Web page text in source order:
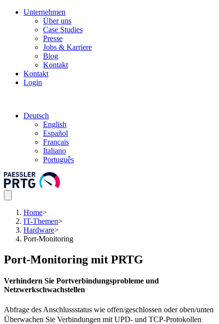
Unternehmen
Über uns
Case Studies
Presse
Jobs & Karriere
Blog
Kontakt
Kontakt
Login
Deutsch
English
Español
Français
Italiano
Português
Home>
IT-Themen>
Hardware>
Port-Monitoring
Port-Monitoring mit PRTG
Verhindern Sie Portverbindungsprobleme und
Netzwerkschwachstellen
Abfrage des Anschlussstatus wie offen/geschlossen oder oben/unten
Überwachen Sie Verbindungen mit UPD- und TCP-Protokollen